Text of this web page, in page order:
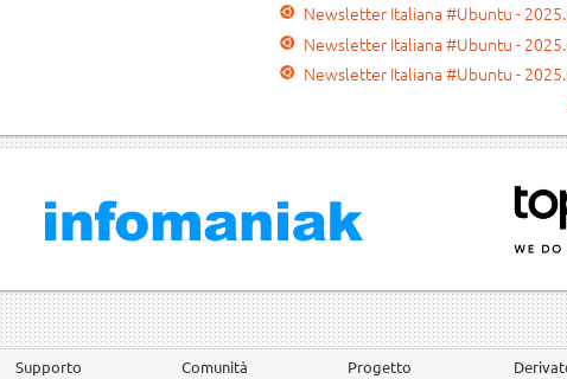
Newsletter Italiana #Ubuntu -
Newsletter Italiana #Ubuntu -
Newsletter Italiana #Ubuntu -
Supporto Comunità Progetto